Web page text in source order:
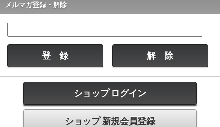
メルマガ登録・解除
ショップ ログイン
ショップ 新規会員登録